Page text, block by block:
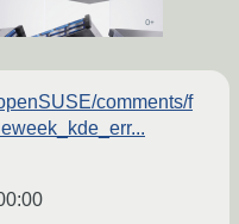
comments/f